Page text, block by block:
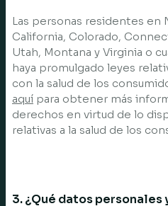
Las personas residentes en
California, Colorado,
Utah, Montana y Virginia o
haya promulgado leyes
con la salud de los
aquí para obtener más
derechos en virtud de lo
relativas a la salud de los
3. ¿Qué datos